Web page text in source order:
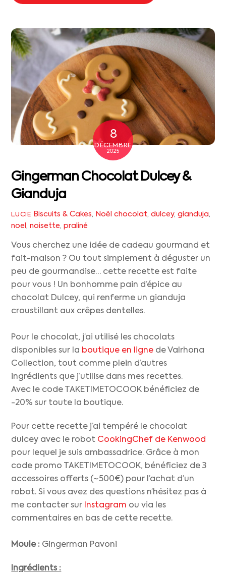
8
DÉCEMBRE
2025
Gingerman Chocolat Dulcey &
Gianduja
LUCIE Biscuits & Cakes, Noël chocolat, dulcey, gianduja,
noel,noisette,praliné
Vous cherchez une idée de cadeau gourmand et
fait-maison ? Ou tout simplement à déguster un
peu de gourmandise… cette recette est faite
pour vous ! Un bonhomme pain d’épice au
chocolat Dulcey, qui renferme un gianduja
croustillant aux crêpes dentelles.
Pour le chocolat, j’ai utilisé les chocolats
disponibles sur la boutique en ligne de Valrhona
Collection, tout comme plein d’autres
ingrédients que j’utilise dans mes recettes.
Avec le code TAKETIMETOCOOK bénéficiez de
-20% sur toute la boutique.
Pour cette recette j’ai tempéré le chocolat
dulcey avec le robot CookingChef de Kenwood
pour lequel je suis ambassadrice. Grâce à mon
code promo TAKETIMETOCOOK, bénéficiez de 3
accessoires offerts (~500€) pour l’achat d’un
robot. Si vous avez des questions n’hésitez pas à
me contacter sur Instagram ou via les
commentaires en bas de cette recette.
Moule : Gingerman Pavoni
Ingrédients :